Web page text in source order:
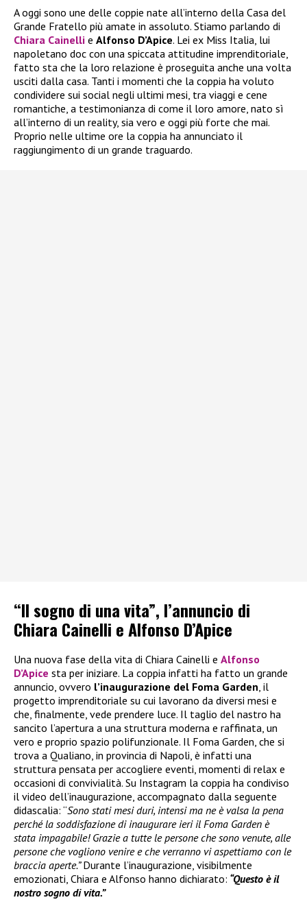
A oggi sono une delle coppie nate all’interno della Casa del
Grande Fratello più amate in assoluto. Stiamo parlando di
Chiara Cainelli e Alfonso D’Apice. Lei ex Miss Italia, lui
napoletano doc con una spiccata attitudine imprenditoriale,
fatto sta che la loro relazione è proseguita anche una volta
usciti dalla casa. Tanti i momenti che la coppia ha voluto
condividere sui social negli ultimi mesi, tra viaggi e cene
romantiche, a testimonianza di come il loro amore, nato sì
all’interno di un reality, sia vero e oggi più forte che mai.
Proprio nelle ultime ore la coppia ha annunciato il
raggiungimento di un grande traguardo.
“Il sogno di una vita”, l’annuncio di
Chiara Cainelli e Alfonso D’Apice
Una nuova fase della vita di Chiara Cainelli e Alfonso
D’Apice sta per iniziare. La coppia infatti ha fatto un grande
annuncio, ovvero l’inaugurazione del Foma Garden , il
progetto imprenditoriale su cui lavorano da diversi mesi e
che, finalmente, vede prendere luce. Il taglio del nastro ha
sancito l’apertura a una struttura moderna e raffinata, un
vero e proprio spazio polifunzionale. Il Foma Garden, che si
trova a Qualiano, in provincia di Napoli, è infatti una
struttura pensata per accogliere eventi, momenti di relax e
occasioni di convivialità. Su Instagram la coppia ha condiviso
il video dell’inaugurazione, accompagnato dalla seguente
didascalia: “Sono stati mesi duri, intensi ma ne è valsa la pena
perché la soddisfazione di inaugurare ieri il Foma Garden è
stata impagabile! Grazie a tutte le persone che sono venute, alle
persone che vogliono venire e che verranno vi aspettiamo con le
braccia aperte.”Durante l’inaugurazione, visibilmente
emozionati, Chiara e Alfonso hanno dichiarato: “Questo è il
nostro sogno di vita.”